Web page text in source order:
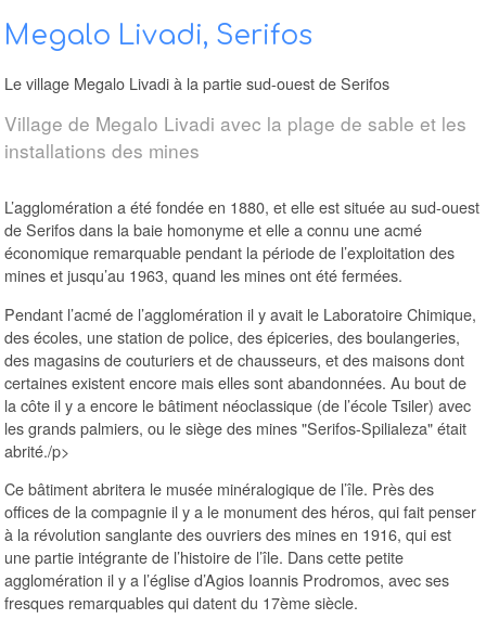
Megalo Livadi, Serifos
Le village Megalo Livadi à la partie sud-ouest de Serifos
Village de Megalo Livadi avec la plage de sable et les
installations des mines
L’agglomération a été fondée en 1880, et elle est située au sud-ouest
de Serifos dans la baie homonyme et elle a connu une acmé
économique remarquable pendant la période de l’exploitation des
mines et jusqu’au 1963, quand les mines ont été fermées.
Pendant l’acmé de l’agglomération il y avait le Laboratoire Chimique,
des écoles, une station de police, des épiceries, des boulangeries,
des magasins de couturiers et de chausseurs, et des maisons dont
certaines existent encore mais elles sont abandonnées. Au bout de
la côte il y a encore le bâtiment néoclassique (de l’école Tsiler) avec
les grands palmiers, ou le siège des mines "Serifos-Spilialeza" était
abrité./p>
Ce bâtiment abritera le musée minéralogique de l’île. Près des
offices de la compagnie il y a le monument des héros, qui fait penser
à la révolution sanglante des ouvriers des mines en 1916, qui est
une partie intégrante de l’histoire de l’île. Dans cette petite
agglomération il y a l’église d’Agios Ioannis Prodromos, avec ses
fresques remarquables qui datent du 17ème siècle.